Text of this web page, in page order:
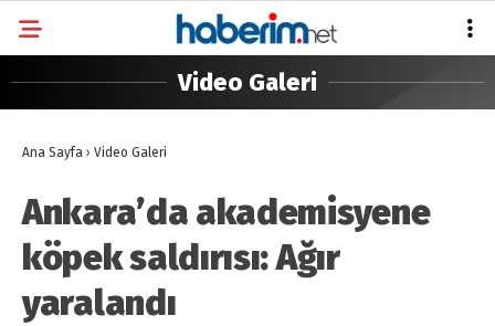
Video Galeri
Ana Sayfa › Video Galeri
Ankara’da akademisyene
köpek saldırısı: Ağır
yaralandı